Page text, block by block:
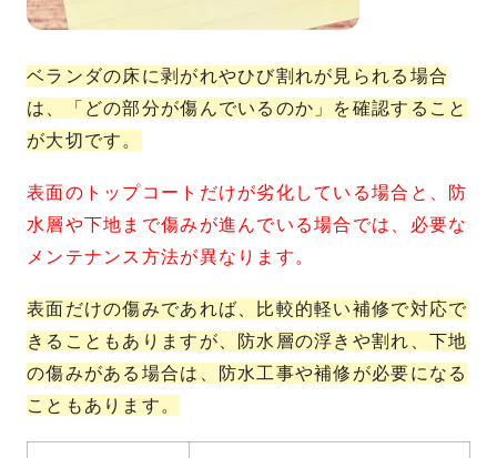
ベランダの床に剥がれやひび割れが見られる場合
は、「どの部分が傷んでいるのか」を確認すること
が大切です。
表面のトップコートだけが劣化している場合と、防
水層や下地まで傷みが進んでいる場合では、必要な
メンテナンス方法が異なります。
表面だけの傷みであれば、比較的軽い補修で対応で
きることもありますが、防水層の浮きや割れ、下地
の傷みがある場合は、防水工事や補修が必要になる
こともあります。